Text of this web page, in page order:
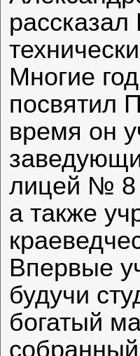
Многие
посвятил
время он
лицей № 8
а также
Впервые
будучи
богатый